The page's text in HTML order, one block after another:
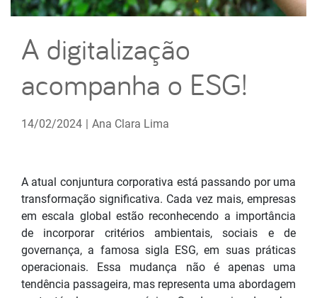
A digitalização
acompanha o ESG!
14/02/2024 | Ana Clara Lima
A atual conjuntura corporativa está passando por uma
transformação significativa. Cada vez mais, empresas
em escala global estão reconhecendo a importância
de incorporar critérios ambientais, sociais e de
governança, a famosa sigla ESG, em suas práticas
operacionais. Essa mudança não é apenas uma
tendência passageira, mas representa uma abordagem